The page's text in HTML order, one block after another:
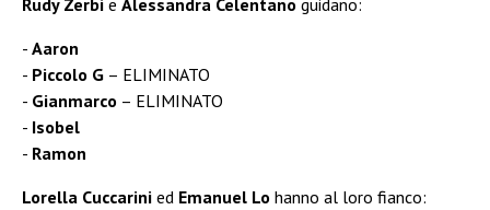
Rudy Zerbi e Alessandra Celentano guidano:
Aaron
Piccolo G – ELIMINATO
Gianmarco – ELIMINATO
Isobel
Ramon
Lorella Cuccarini ed Emanuel Lo hanno al loro fianco: